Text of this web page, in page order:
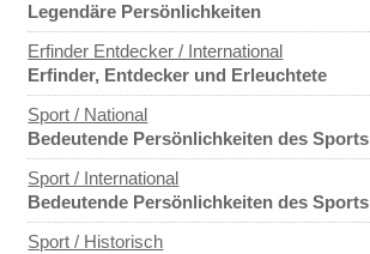
Legendäre Persönlichkeiten
Erfinder Entdecker / International
Erfinder, Entdecker und Erleuchtete
Sport / National
Bedeutende Persönlichkeiten des Sports
Sport / International
Bedeutende Persönlichkeiten des Sports
Sport / Historisch